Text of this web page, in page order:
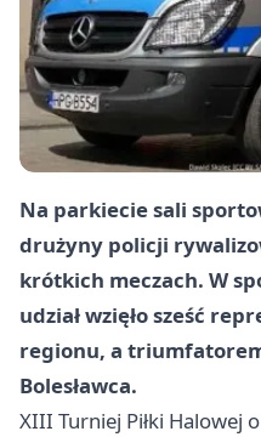
Na parkiecie sali
drużyny policji
krótkich meczach. W
udział wzięło sześć
regionu, a
Bolesławca.
XIII Turniej Piłki Halowej